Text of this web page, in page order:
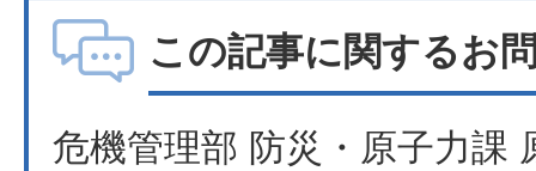
この記事に関するお
危機管理部 防災・原子力課